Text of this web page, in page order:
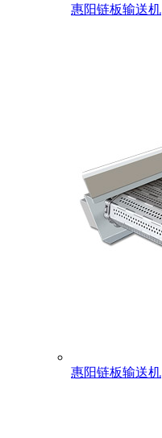
惠阳链板输送机
惠阳链板输送机